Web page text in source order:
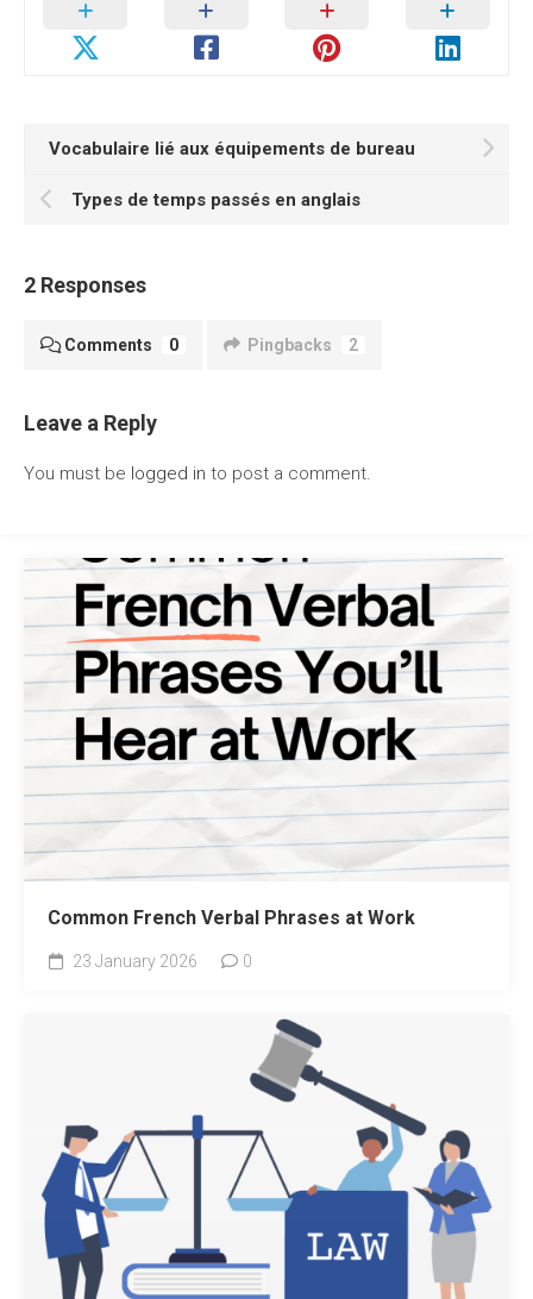
Vocabulaire lié aux équipements de bureau
Types de temps passés en anglais
2 Responses
Comments 0 Pingbacks 2
Leave a Reply
You must be logged in to post a comment.
Common French Verbal Phrases at Work
23 January 2026 0